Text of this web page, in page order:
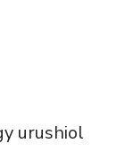
urushiol